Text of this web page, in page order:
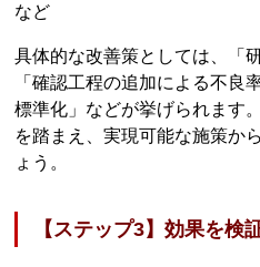
など
具体的な改善策としては、「
「確認工程の追加による不良
標準化」などが挙げられます
を踏まえ、実現可能な施策か
ょう。
【ステップ3】効果を検